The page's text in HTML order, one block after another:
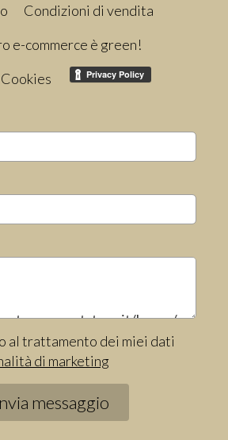
Condizioni di vendita
e-commerce è green!
al trattamento dei miei dati
di marketing